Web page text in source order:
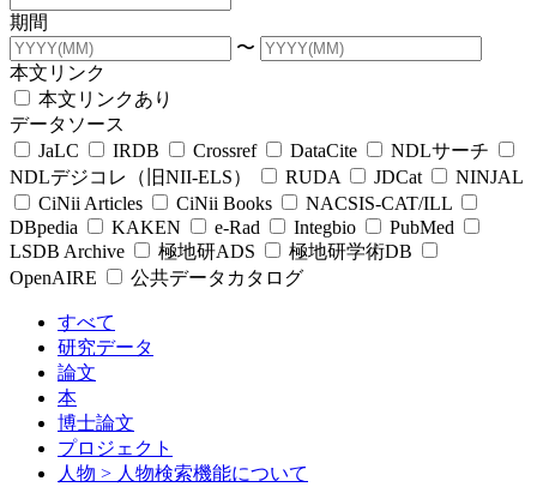
期間
〜
本文リンク
本文リンクあり
データソース
JaLC
IRDB Crossref DataCite
NDLサーチ
NDLデジコレ（旧NII-ELS）
RUDA JDCat
NINJAL
CiNii Articles
CiNii Books
NACSIS-CAT/ILL
DBpedia
KAKEN e-Rad Integbio
PubMed
LSDB Archive
極地研ADS
極地研学術DB
OpenAIRE
公共データカタログ
すべて
研究データ
論文
本
博士論文
プロジェクト
人物 > 人物検索機能について